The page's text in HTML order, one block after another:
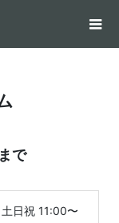
で
土日祝 11:00〜